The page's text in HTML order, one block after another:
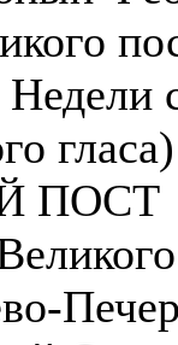
гласа)
ПОСТ